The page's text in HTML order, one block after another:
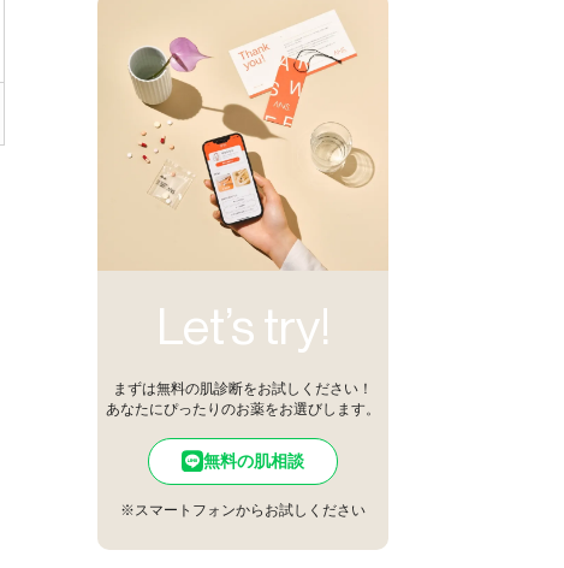
Let’s try!
まずは無料の肌診断をお試しください！
あなたにぴったりのお薬をお選びします。
無料の肌相談
※スマートフォンからお試しください